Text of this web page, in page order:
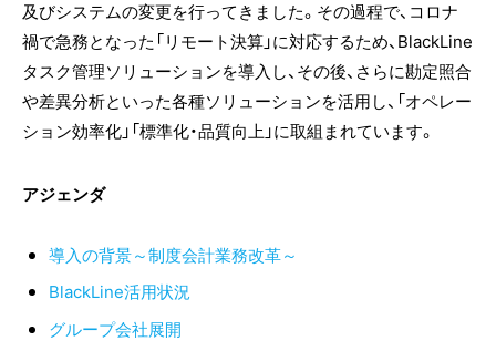
及びシステムの変更を行ってきました。その過程で、コロナ
禍で急務となった「リモート決算」に対応するため、BlackLine
タスク管理ソリューションを導入し、その後、さらに勘定照合
や差異分析といった各種ソリューションを活用し、「オペレー
ション効率化」「標準化・品質向上」に取組まれています。
アジェンダ
導入の背景～制度会計業務改革～
BlackLine活用状況
グループ会社展開